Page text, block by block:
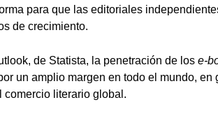
para que las editoriales
de crecimiento.
de Statista, la penetración de los e-
un amplio margen en todo el mundo, en
comercio literario global.